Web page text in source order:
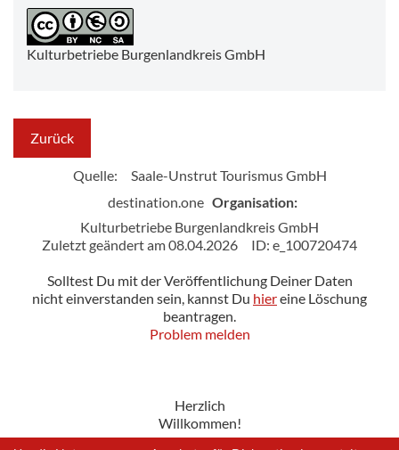
Kulturbetriebe Burgenlandkreis GmbH
Zurück
Quelle:
Saale-Unstrut Tourismus GmbH
destination.one Organisation:
Kulturbetriebe Burgenlandkreis GmbH
Zuletzt geändert am 08.04.2026
ID: e_100720474
Solltest Du mit der Veröffentlichung Deiner Daten
nicht einverstanden sein, kannst Du hiereine Löschung
beantragen.
Problem melden
Herzlich
Willkommen!